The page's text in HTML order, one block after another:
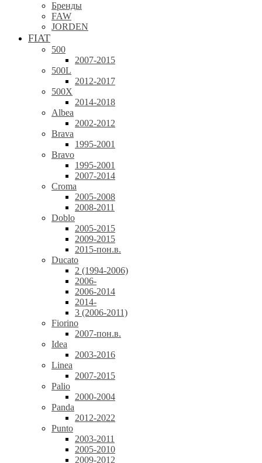
Бренды
FAW
JORDEN
FIAT
500
2007-2015
500L
2012-2017
500X
2014-2018
Albea
2002-2012
Brava
1995-2001
Bravo
1995-2001
2007-2014
Croma
2005-2008
2008-2011
Doblo
2005-2015
2009-2015
2015-пон.в.
Ducato
2 (1994-2006)
2006-
2006-2014
2014-
3 (2006-2011)
Fiorino
2007-пон.в.
Idea
2003-2016
Linea
2007-2015
Palio
2000-2004
Panda
2012-2022
Punto
2003-2011
2005-2010
2009-2012